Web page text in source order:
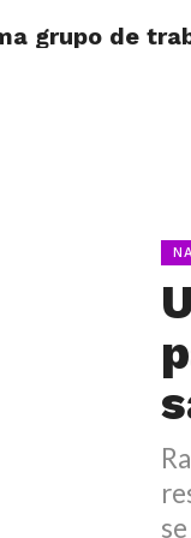
grupo de